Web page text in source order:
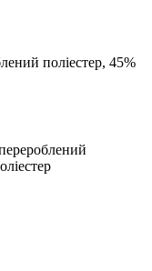
поліестер, 45%